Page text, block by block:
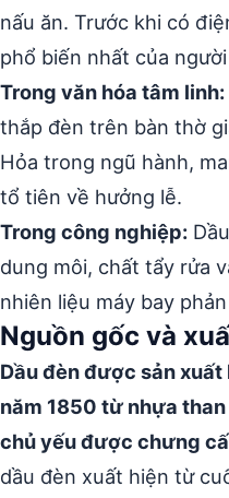
nấu ăn. Trước khi có
phổ biến nhất của
Trong văn hóa tâm linh:
thắp đèn trên bàn thờ
Hỏa trong ngũ hành,
tổ tiên về hưởng lễ.
Trong công nghiệp:
dung môi, chất tẩy rửa
nhiên liệu máy bay
Nguồn gốc và
Dầu đèn được sản
năm 1850 từ nhựa
chủ yếu được chưng
dầu đèn xuất hiện từ